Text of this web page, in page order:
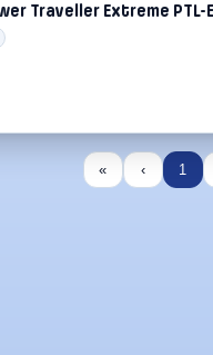
Traveller Extreme PTL-
« ‹ 1